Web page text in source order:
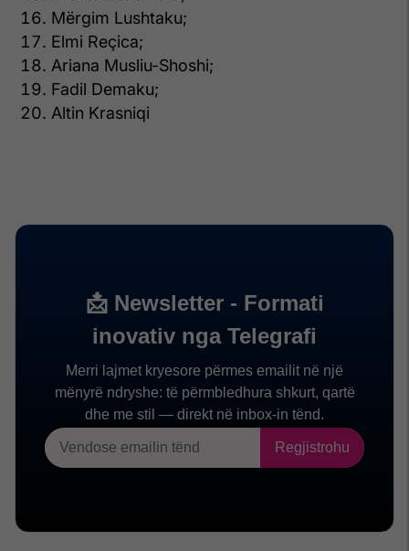
Mërgim Lushtaku;
Elmi Reçica;
Ariana Musliu-Shoshi;
Fadil Demaku;
Altin Krasniqi